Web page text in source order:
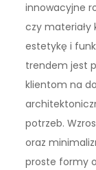
innowacyjne
czy materiały
estetykę i
trendem jest
klientom na
potrzeb.
oraz
proste formy